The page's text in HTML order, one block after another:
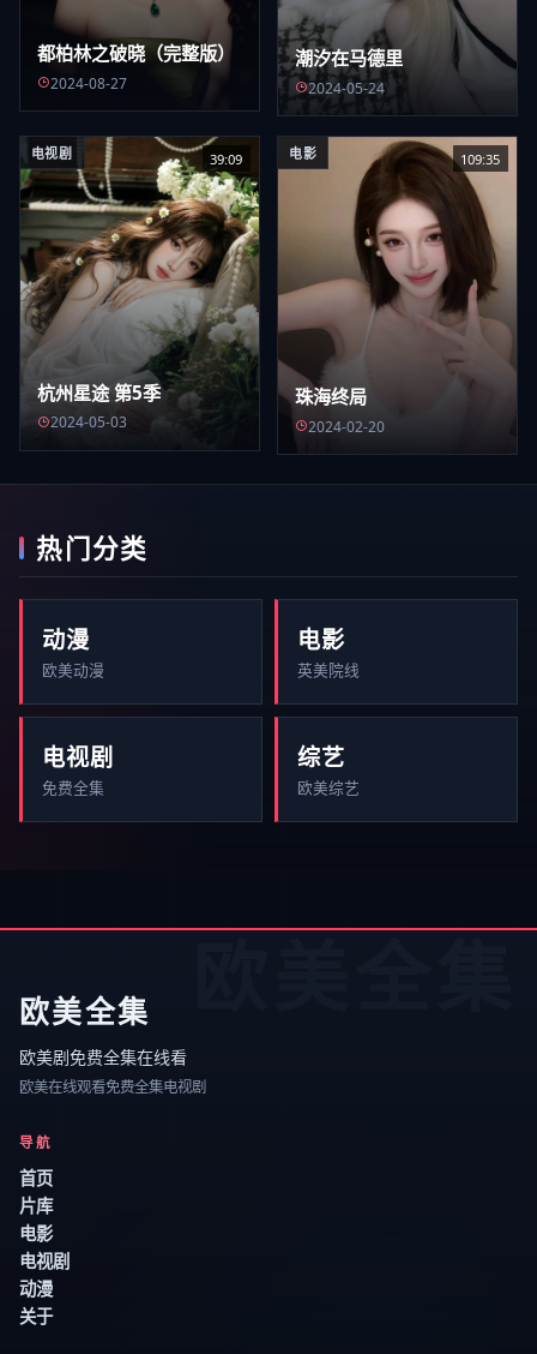
都柏林之破晓（完整版）
2024-08-27
潮汐在马德里
2024-05-24
电视剧 39:09
杭州星途 第5季
2024-05-03
电影 109:35
珠海终局
2024-02-20
热门分类
动漫
欧美动漫
电影
英美院线
电视剧
免费全集
综艺
欧美综艺
欧美全集
欧美剧免费全集在线看
欧美在线观看免费全集电视剧
导航
首页
片库
电影
电视剧
动漫
关于